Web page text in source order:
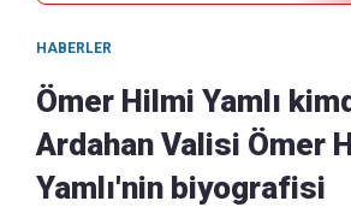
HABERLER
Ömer Hilmi Yamlı
Ardahan Valisi Ömer
Yamlı'nin biyografisi